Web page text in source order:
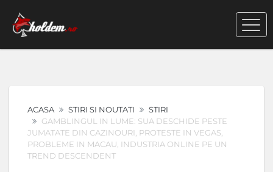
ACASA STIRI SI NOUTATI
STIRI
GAMBLINGUL IN LUME: SUA DESCHIDE PESTE
JUMATATE DIN CAZINOURI, PROTESTE IN VEGAS,
PROBLEME IN MACAU, INDUSTRIA ONLINE PE UN
TREND DESCENDENT